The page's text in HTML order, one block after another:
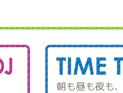
朝も昼も夜も